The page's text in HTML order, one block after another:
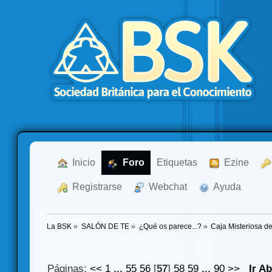
Inicio Foro Etiquetas Ezine
Registrarse Webchat Ayuda
La BSK » SALÓN DE TE » ¿Qué os parece...?» Caja Misteriosa
Páginas:<< 1 ... 55 56 [57] 58 59 ...90 >> Ir